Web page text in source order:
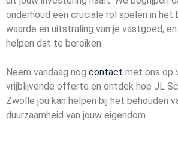
onderhoud een cruciale rol spelen in het
waarde en uitstraling van je vastgoed,
helpen dat te bereiken.
Neem vandaag nog contact met ons op
vrijblijvende offerte en ontdek hoe JL
Zwolle jou kan helpen bij het behouden
duurzaamheid van jouw eigendom.